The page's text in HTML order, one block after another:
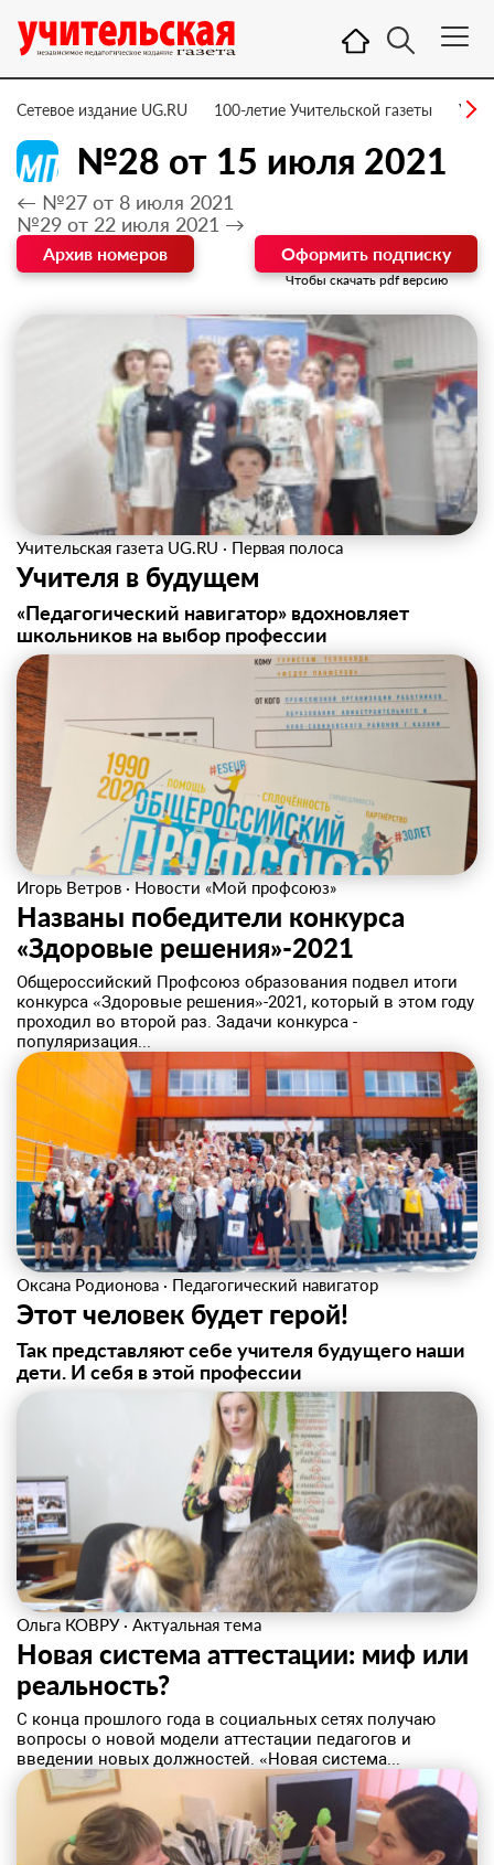
Сетевое издание UG.RU 100-летие Учительской газеты УГ –
№28 от 15 июля 2021
← №27 от 8 июля 2021
№29 от 22 июля 2021 →
Архив номеров Оформить подписку
Чтобы скачать pdf версию
Учительская газета UG.RU · Первая полоса
Учителя в будущем
«Педагогический навигатор» вдохновляет
школьников на выбор профессии
Игорь Ветров · Новости «Мой профсоюз»
Названы победители конкурса
«Здоровые решения»-2021
Общероссийский Профсоюз образования подвел итоги
конкурса «Здоровые решения»-2021, который в этом году
проходил во второй раз. Задачи конкурса -
популяризация...
Оксана Родионова · Педагогический навигатор
Этот человек будет герой!
Так представляют себе учителя будущего наши
дети. И себя в этой профессии
Ольга КОВРУ · Актуальная тема
Новая система аттестации: миф или
реальность?
С конца прошлого года в социальных сетях получаю
вопросы о новой модели аттестации педагогов и
введении новых должностей. «Новая система...